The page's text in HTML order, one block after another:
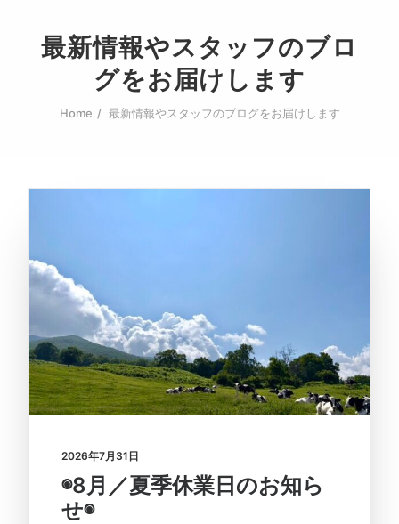
最新情報やスタッフのブロ
グをお届けします
Home 最新情報やスタッフのブログをお届けします
2026年7月31日
◉8月／夏季休業日のお知ら
せ◉